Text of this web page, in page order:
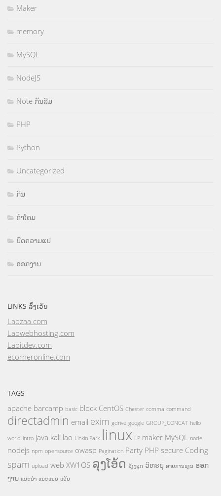
Maker
memory
MySQL
NodeJS
Note ກັນລືມ
PHP
Python
Uncategorized
ກິນ
ຄຳໂຄມ
ບົດຄວາມແປ
ອອກງານ
LINKS ລິ້ງເວັບ
Laozaa.com
Laowebhosting.com
Laoitdev.com
ecorneronline.com
TAGS
apache barcamp basic block CentOS Chester comma command
directadmin email exim gdrive google GROUP_CONCAT hello
world intro java kali lao Linkin Park linux LP maker MySQL node
nodejs npm opensource owasp Pagination Party PHP secure Coding
spam upload web XW1OS ລຸງໂອ້ດ ລ້ຽງລູກ ວິທະຍຸ ສາຍການຮຽນ ອອກ
ງານ ແນະນຳ ແນະແນວ ແອັບ